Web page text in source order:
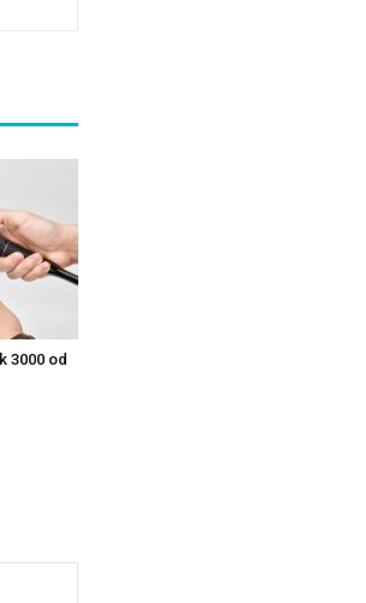
3000 od